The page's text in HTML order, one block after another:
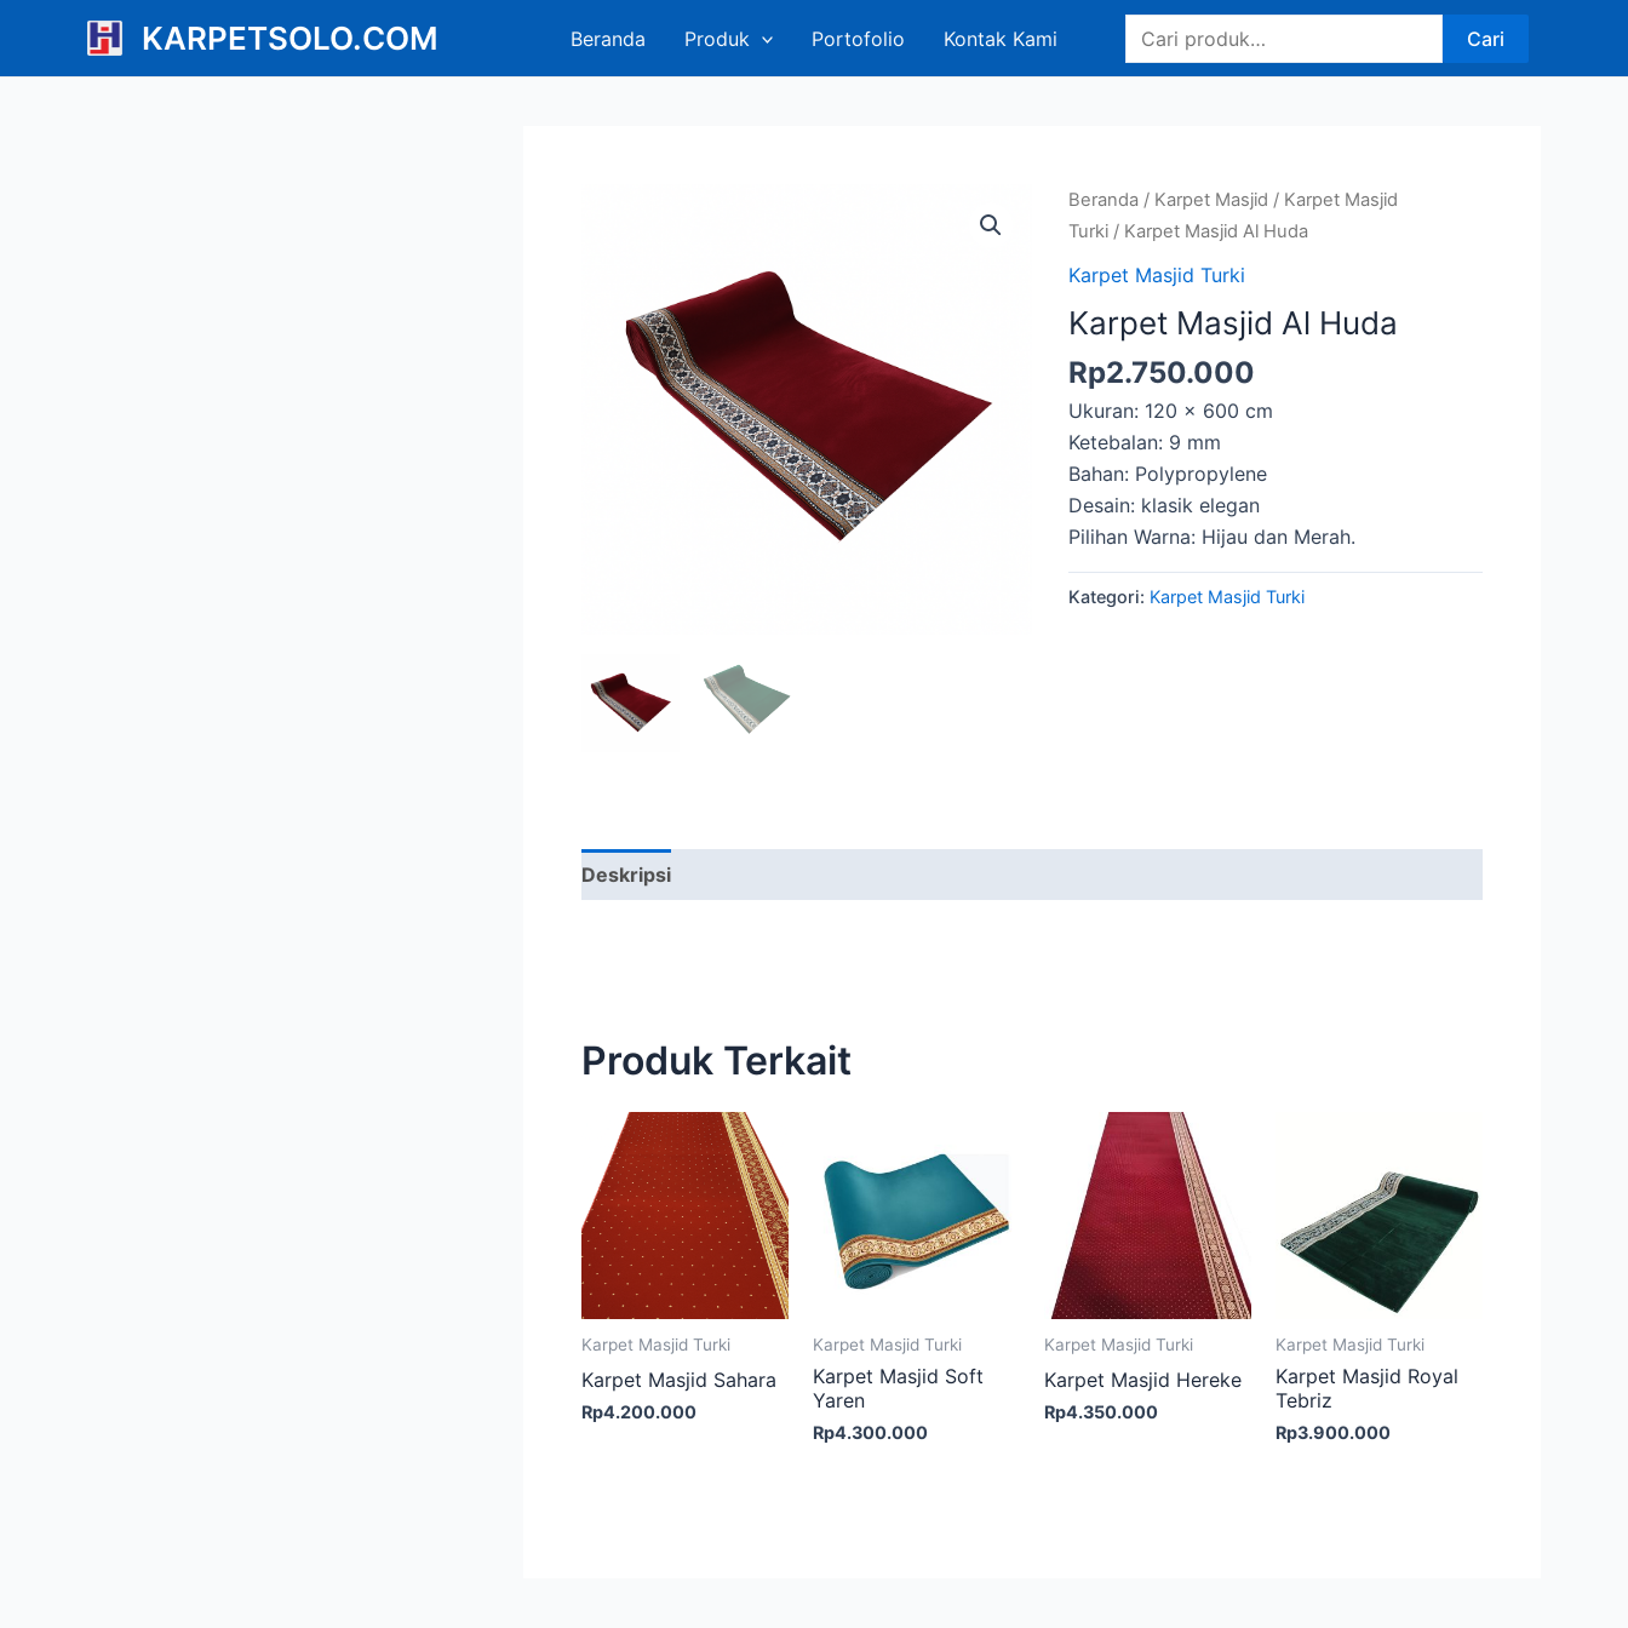
konten
KARPETSOLO.COM Beranda Produk Portofolio Kontak Kami
Pencarian
untuk:
Cari
Beranda / Karpet Masjid / Karpet Masjid
Turki/ Karpet Masjid Al Huda
Karpet Masjid Turki
Karpet Masjid Al Huda
Rp2.750.000
Ukuran: 120 x 600 cm
Ketebalan: 9 mm
Bahan: Polypropylene
Desain: klasik elegan
Pilihan Warna: Hijau dan Merah.
Kategori: Karpet Masjid Turki
Deskripsi
Produk Terkait
Karpet Masjid Turki
Karpet Masjid Sahara
Rp4.200.000
Karpet Masjid Turki
Karpet Masjid Soft
Yaren
Rp4.300.000
Karpet Masjid Turki
Karpet Masjid Hereke
Rp4.350.000
Karpet Masjid Turki
Karpet Masjid Royal
Tebriz
Rp3.900.000